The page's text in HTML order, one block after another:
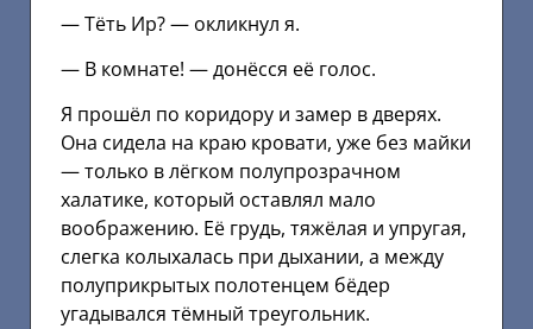
— Тёть Ир? — окликнул я.
— В комнате! — донёсся её голос.
Я прошёл по коридору и замер в дверях.
Она сидела на краю кровати, уже без майки
— только в лёгком полупрозрачном
халатике, который оставлял мало
воображению. Её грудь, тяжёлая и упругая,
слегка колыхалась при дыхании, а между
полуприкрытых полотенцем бёдер
угадывался тёмный треугольник.